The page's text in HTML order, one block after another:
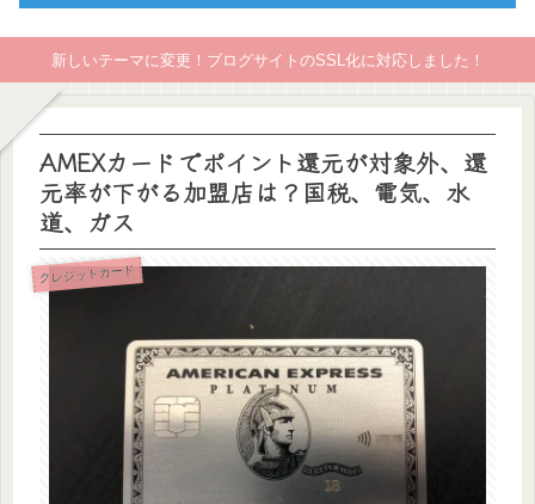
新しいテーマに変更！ブログサイトのSSL化に対応しました！
AMEXカードでポイント還元が対象外、還
元率が下がる加盟店は？国税、電気、水
道、ガス
クレジットカード